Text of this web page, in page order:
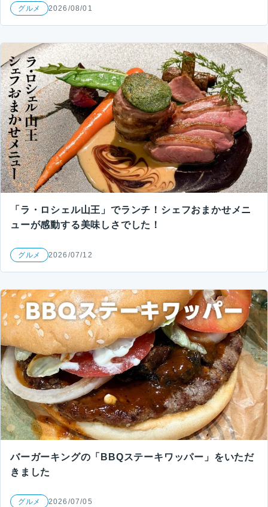
グルメ 2026/08/01
「ラ・ロシェル山王」でランチ！シェフおまかせメニ
ューが感動する美味しさでした！
グルメ 2026/07/12
バーガーキングの「BBQステーキワッパー」をいただ
きました
グルメ 2026/07/05